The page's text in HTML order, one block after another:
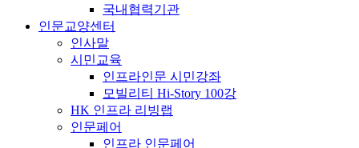
국내협력기관
인문교양센터
인사말
시민교육
인프라인문 시민강좌
모빌리티 Hi-Story 100강
HK 인프라 리빙랩
인문페어
인프라 인문페어